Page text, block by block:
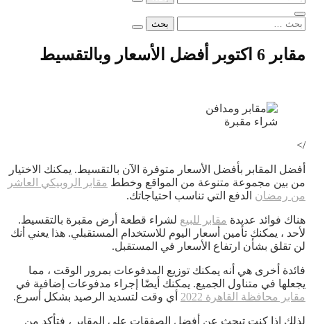
البحث
مقابر 6 اكتوبر أفضل الأسعار وبالتقسيط
شراء مقبرة
/>
أفضل المقابر بأفضل الأسعار متوفرة الآن بالتقسيط. يمكنك الاختيار
من بين مجموعة متنوعة من المواقع وخطط مقابر الروبيكي العاشر
من رمضان الدفع التي تناسب احتياجاتك.
هناك فوائد عديدة مقابر للبيع لشراء قطعة أرض مقبرة بالتقسيط.
لأحد ، يمكنك تأمين أسعار اليوم للاستخدام المستقبلي. هذا يعني أنك
لن تقلق بشأن ارتفاع الأسعار في المستقبل.
فائدة أخرى هي أنه يمكنك توزيع المدفوعات بمرور الوقت ، مما
يجعلها في متناول الجميع. يمكنك أيضًا إجراء مدفوعات إضافية في
مقابر محافظة القاهرة 2022
أي وقت لتسديد الرصيد بشكل أسرع.
لذلك إذا كنت تبحث عن أفضل الصفقات على المقابر ، فتأكد من